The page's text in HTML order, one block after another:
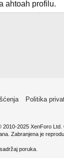
ahtoah profilu.
Politika
2010-2025 XenForo Ltd.
Zabranjena je
poruka.